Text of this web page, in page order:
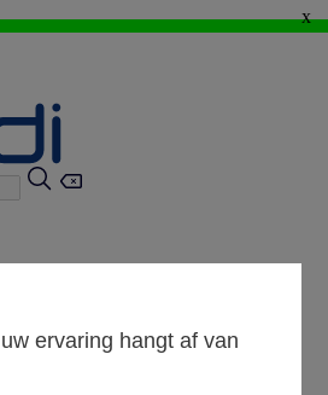
3 aangekochte artikelen > Ik geniat ervan !
x
ervaring hangt af van